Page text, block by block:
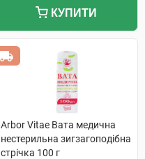
КУПИТИ
Arbor Vitae Вата медична
нестерильна зигзагоподібна
стрічка 100 г